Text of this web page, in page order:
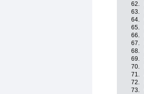
62.
63.
64.
65.
66.
67.
68.
69.
70.
71.
72.
73.